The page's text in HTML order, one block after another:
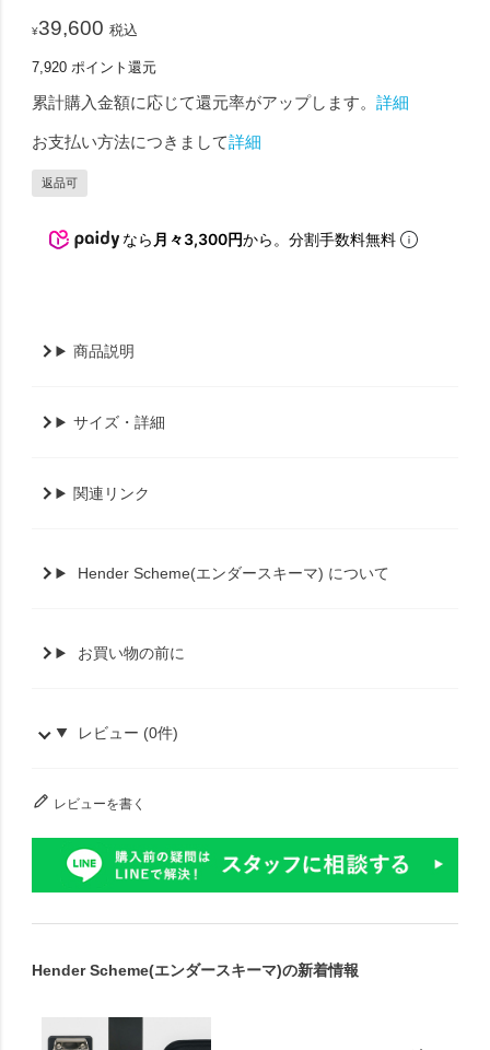
¥39,600 税込
7,920 ポイント還元
累計購入金額に応じて還元率がアップします。詳細
お支払い方法につきまして詳細
返品可
なら 月々3,300円から。分割手数料無料
商品説明
サイズ・詳細
関連リンク
Hender Scheme(エンダースキーマ) について
お買い物の前に
レビュー (0件)
レビューを書く
Hender Scheme(エンダースキーマ)の新着情報